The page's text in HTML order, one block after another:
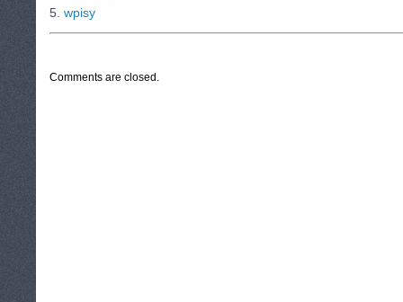
5. wpisy
Comments are closed.